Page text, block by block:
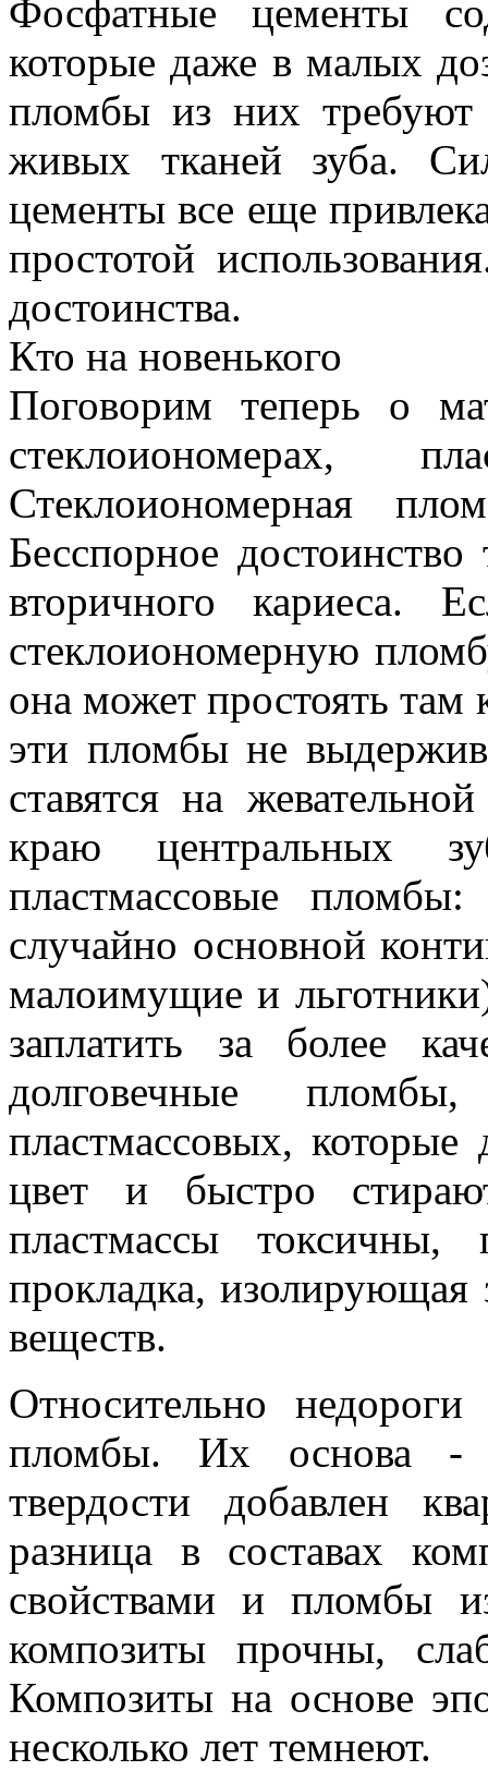
Фосфатные цементы
которые даже в малых
пломбы из них требуют
живых тканей зуба.
цементы все еще
простотой
достоинства.
Кто на новенького
Поговорим теперь о
стеклоиономерах,
Стеклоиономерная
Бесспорное
вторичного кариеса.
стеклоиономерную
она может простоять
эти пломбы не
ставятся на
краю центральных
пластмассовые
случайно основной
малоимущие и
заплатить за более
долговечные
пластмассовых,
цвет и быстро
пластмассы
прокладка, изолирующая
веществ.
Относительно
пломбы. Их основа -
твердости добавлен
разница в составах
свойствами и пломбы
композиты прочны,
Композиты на основе
несколько лет темнеют.